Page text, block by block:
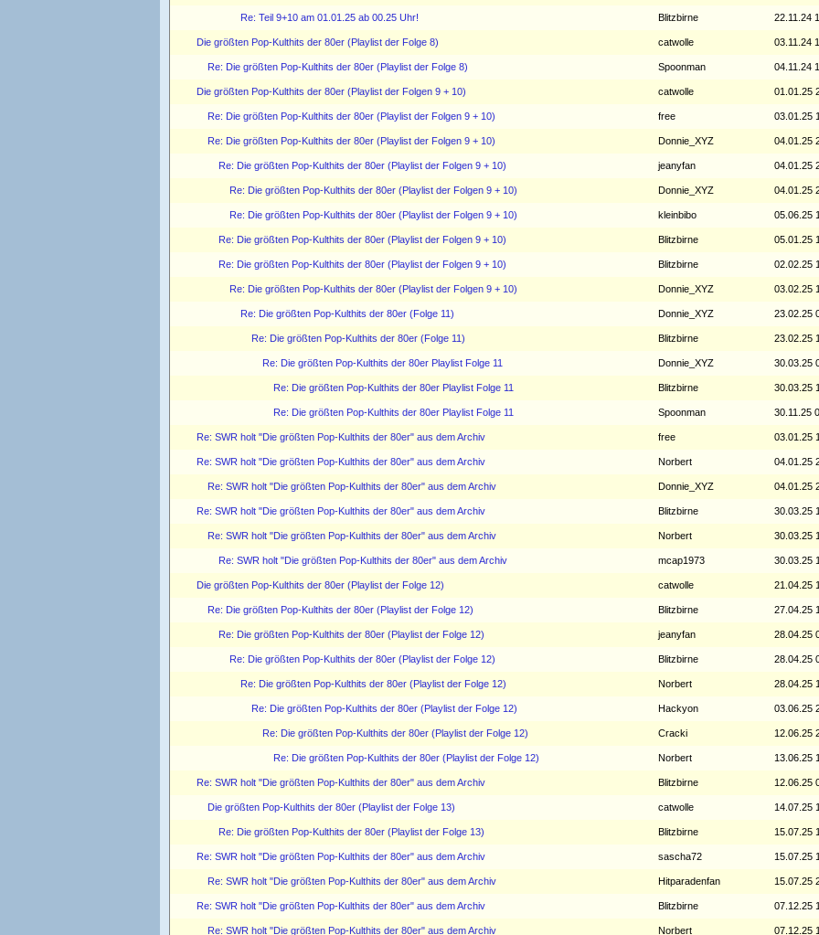
Re: Teil 9+10 am 01.01.25 ab 00.25 Uhr! Blitzbirne 22.11.24
Die größten Pop-Kulthits der 80er (Playlist der Folge 8) catwolle 03.11.24
Re: Die größten Pop-Kulthits der 80er (Playlist der Folge 8) Spoonman 04.11.24
Die größten Pop-Kulthits der 80er (Playlist der Folgen 9 + 10) catwolle 01.01.25
Re: Die größten Pop-Kulthits der 80er (Playlist der Folgen 9 + 10) free 03.01.25
Re: Die größten Pop-Kulthits der 80er (Playlist der Folgen 9 + 10) Donnie_XYZ 04.01.25
Re: Die größten Pop-Kulthits der 80er (Playlist der Folgen 9 + 10) jeanyfan 04.01.25
Re: Die größten Pop-Kulthits der 80er (Playlist der Folgen 9 + 10) Donnie_XYZ 04.01.25
Re: Die größten Pop-Kulthits der 80er (Playlist der Folgen 9 + 10) kleinbibo 05.06.25
Re: Die größten Pop-Kulthits der 80er (Playlist der Folgen 9 + 10) Blitzbirne 05.01.25
Re: Die größten Pop-Kulthits der 80er (Playlist der Folgen 9 + 10) Blitzbirne 02.02.25
Re: Die größten Pop-Kulthits der 80er (Playlist der Folgen 9 + 10) Donnie_XYZ 03.02.25
Re: Die größten Pop-Kulthits der 80er (Folge 11) Donnie_XYZ 23.02.25
Re: Die größten Pop-Kulthits der 80er (Folge 11) Blitzbirne 23.02.25
Re: Die größten Pop-Kulthits der 80er Playlist Folge 11 Donnie_XYZ 30.03.25
Re: Die größten Pop-Kulthits der 80er Playlist Folge 11 Blitzbirne 30.03.25
Re: Die größten Pop-Kulthits der 80er Playlist Folge 11 Spoonman 30.11.25
Re: SWR holt "Die größten Pop-Kulthits der 80er" aus dem Archiv free 03.01.25
Re: SWR holt "Die größten Pop-Kulthits der 80er" aus dem Archiv Norbert 04.01.25
Re: SWR holt "Die größten Pop-Kulthits der 80er" aus dem Archiv Donnie_XYZ 04.01.25
Re: SWR holt "Die größten Pop-Kulthits der 80er" aus dem Archiv Blitzbirne 30.03.25
Re: SWR holt "Die größten Pop-Kulthits der 80er" aus dem Archiv Norbert 30.03.25
Re: SWR holt "Die größten Pop-Kulthits der 80er" aus dem Archiv mcap1973 30.03.25
Die größten Pop-Kulthits der 80er (Playlist der Folge 12) catwolle 21.04.25
Re: Die größten Pop-Kulthits der 80er (Playlist der Folge 12) Blitzbirne 27.04.25
Re: Die größten Pop-Kulthits der 80er (Playlist der Folge 12) jeanyfan 28.04.25
Re: Die größten Pop-Kulthits der 80er (Playlist der Folge 12) Blitzbirne 28.04.25
Re: Die größten Pop-Kulthits der 80er (Playlist der Folge 12) Norbert 28.04.25
Re: Die größten Pop-Kulthits der 80er (Playlist der Folge 12) Hackyon 03.06.25
Re: Die größten Pop-Kulthits der 80er (Playlist der Folge 12) Cracki 12.06.25
Re: Die größten Pop-Kulthits der 80er (Playlist der Folge 12) Norbert 13.06.25
Re: SWR holt "Die größten Pop-Kulthits der 80er" aus dem Archiv Blitzbirne 12.06.25
Die größten Pop-Kulthits der 80er (Playlist der Folge 13) catwolle 14.07.25
Re: Die größten Pop-Kulthits der 80er (Playlist der Folge 13) Blitzbirne 15.07.25
Re: SWR holt "Die größten Pop-Kulthits der 80er" aus dem Archiv sascha72 15.07.25
Re: SWR holt "Die größten Pop-Kulthits der 80er" aus dem Archiv Hitparadenfan 15.07.25
Re: SWR holt "Die größten Pop-Kulthits der 80er" aus dem Archiv Blitzbirne 07.12.25
Re: SWR holt "Die größten Pop-Kulthits der 80er" aus dem Archiv Norbert 07.12.25